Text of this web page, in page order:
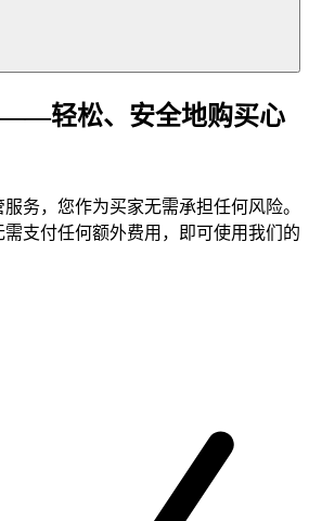
轻松、安全地购买心
务，您作为买家无需承担任何风险。
支付任何额外费用，即可使用我们的